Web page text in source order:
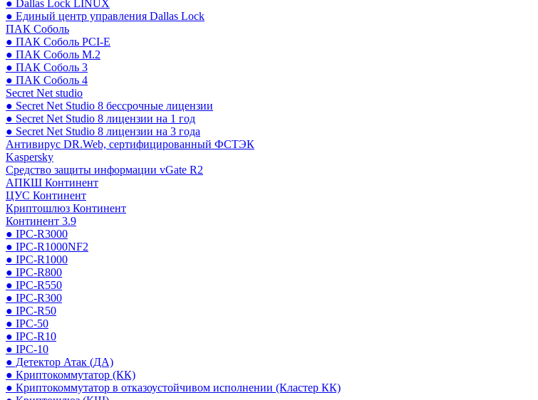
● Dallas Lock LINUX
● Единый центр управления Dallas Lock
ПАК Соболь
● ПАК Соболь PCI-E
● ПАК Соболь М.2
● ПАК Соболь 3
● ПАК Соболь 4
Secret Net studio
● Secret Net Studio 8 бессрочные лицензии
● Secret Net Studio 8 лицензии на 1 год
● Secret Net Studio 8 лицензии на 3 года
Антивирус DR.Web, сертифицированный ФСТЭК
Kaspersky
Средство защиты информации vGate R2
АПКШ Континент
ЦУС Континент
Криптошлюз Континент
Континент 3.9
● IPC-R3000
● IPC-R1000NF2
● IPC-R1000
● IPC-R800
● IPC-R550
● IPC-R300
● IPC-R50
● IPC-50
● IPC-R10
● IPC-10
● Детектор Атак (ДА)
● Криптокоммутатор (КК)
● Криптокоммутатор в отказоустойчивом исполнении (Кластер КК)